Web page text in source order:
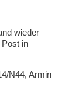
wieder
in
N44, Armin